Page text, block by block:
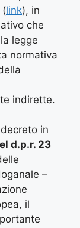
(link), in
che
legge
normativa
indirette.
in
d.p.r. 23
–
il